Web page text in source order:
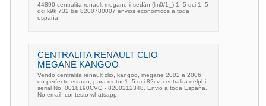
44890 centralita renault megane ii sedán (lm0/1_) 1. 5 dci 1. 5
dci k9k 732 bsi 8200780007 envios economicos a toda
españa
CENTRALITA RENAULT CLIO
MEGANE KANGOO
Vendo centralita renault clio, kangoo, megane 2002 a 2006,
en perfecto estado, para motor 1. 5 dci 82cv, centralita delphi
serial No. 0018190CVG - 8200212348. Envio a toda España.
No email, contesto whatsapp.